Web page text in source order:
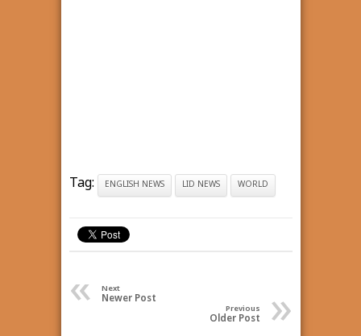
Tag: ENGLISH NEWS LID NEWS WORLD
« Next
Newer Post »
Previous
Older Post